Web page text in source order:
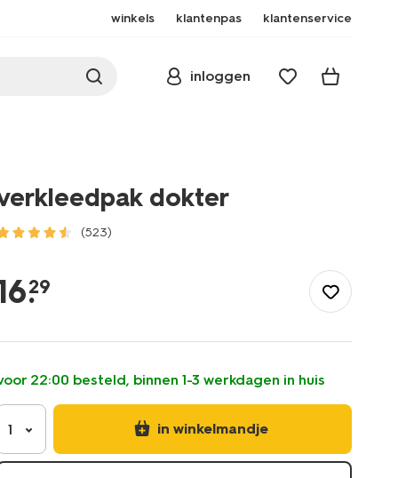
winkels klantenpas klantenservice
inloggen
dokter
(523)
dokter-
.
29
22:00 besteld, binnen 1-3 werkdagen in huis
1 in winkelmandje